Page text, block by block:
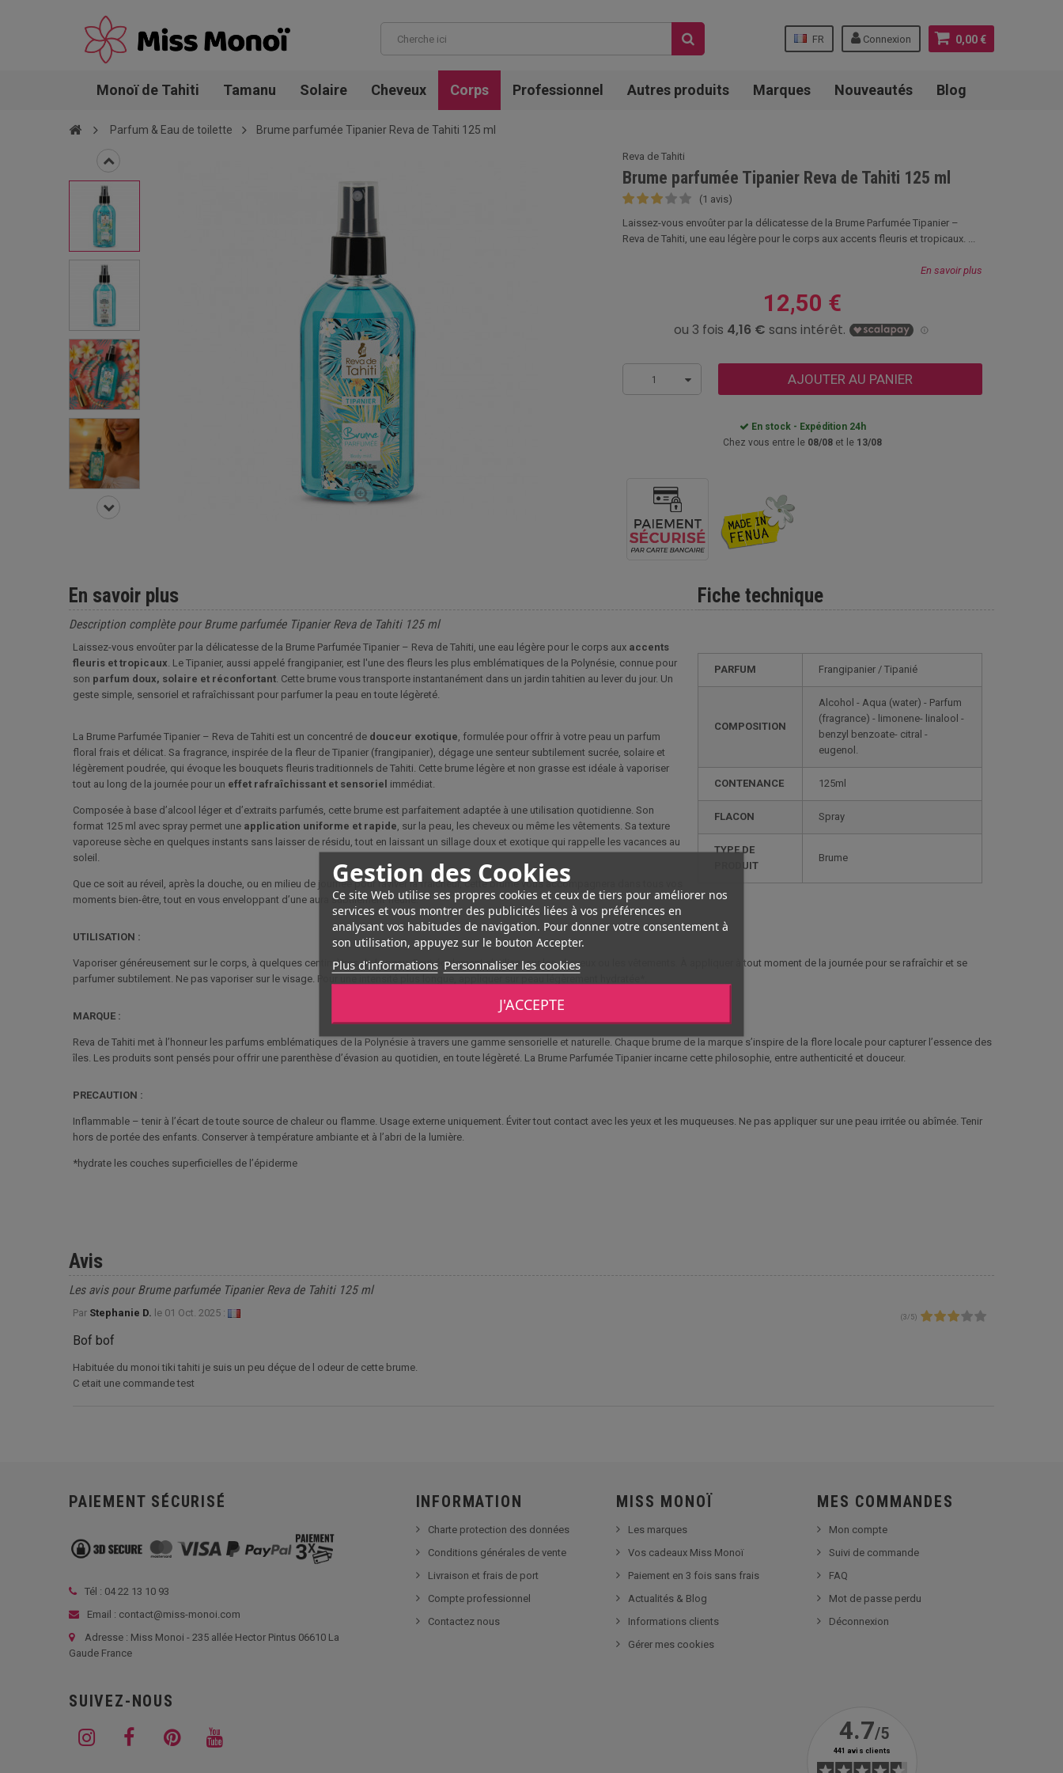
0,00 €
Connexion
FR
Gestion des Cookies
Ce site Web utilise ses propres cookies et ceux de tiers pour améliorer nos
services et vous montrer des publicités liées à vos préférences en
analysant vos habitudes de navigation. Pour donner votre consentement à
son utilisation, appuyez sur le bouton Accepter.
Plus d'informations Personnaliser les cookies
J'ACCEPTE
Monoï de Tahiti Tamanu Solaire Cheveux Corps Professionnel Autres produits Marques Nouveautés Blog
Parfum & Eau de toilette Brume parfumée Tipanier Reva de Tahiti 125 ml
Reva de Tahiti
Brume parfumée Tipanier Reva de Tahiti 125 ml
(1 avis)
Laissez-vous envoûter par la délicatesse de la Brume Parfumée Tipanier –
Reva de Tahiti, une eau légère pour le corps aux accents fleuris et tropicaux. ...
En savoir plus
12,50 €
1 AJOUTER AU PANIER
En stock - Expédition 24h
Chez vous entre le 08/08 et le 13/08
Fiche technique
PARFUM Frangipanier / Tipanié
COMPOSITION
Alcohol - Aqua (water) - Parfum
(fragrance) - limonene- linalool -
benzyl benzoate- citral -
eugenol.
CONTENANCE 125ml
FLACON Spray
TYPE DE
PRODUIT
Brume
En savoir plus
Description complète pour Brume parfumée Tipanier Reva de Tahiti 125 ml
Laissez-vous envoûter par la délicatesse de la Brume Parfumée Tipanier – Reva de Tahiti, une eau légère pour le corps aux accents
fleuris et tropicaux . Le Tipanier, aussi appelé frangipanier, est l'une des fleurs les plus emblématiques de la Polynésie, connue pour
son parfum doux, solaire et réconfortant . Cette brume vous transporte instantanément dans un jardin tahitien au lever du jour. Un
geste simple, sensoriel et rafraîchissant pour parfumer la peau en toute légèreté.
La Brume Parfumée Tipanier – Reva de Tahiti est un concentré de douceur exotique , formulée pour offrir à votre peau un parfum
floral frais et délicat. Sa fragrance, inspirée de la fleur de Tipanier (frangipanier), dégage une senteur subtilement sucrée, solaire et
légèrement poudrée, qui évoque les bouquets fleuris traditionnels de Tahiti. Cette brume légère et non grasse est idéale à vaporiser
tout au long de la journée pour un effet rafraîchissant et sensoriel immédiat.
Composée à base d’alcool léger et d’extraits parfumés, cette brume est parfaitement adaptée à une utilisation quotidienne. Son
format 125 ml avec spray permet une application uniforme et rapide , sur la peau, les cheveux ou même les vêtements. Sa texture
vaporeuse sèche en quelques instants sans laisser de résidu, tout en laissant un sillage doux et exotique qui rappelle les vacances au
soleil.
Que ce soit au réveil, après la douche, ou en milieu de journée pour raviver la fraîcheur, cette brume vous accompagnera dans tous vos
moments bien-être, tout en vous enveloppant d’une aura subtilement fleurie.
UTILISATION :
Vaporiser généreusement sur le corps, à quelques centimètres de la peau. Peut également s’utiliser sur les cheveux ou les vêtements. À appliquer à tout moment de la journée pour se rafraîchir et se
parfumer subtilement. Ne pas vaporiser sur le visage. Pour une intensité plus longue, appliquer sur peau légèrement hydratée*.
MARQUE :
Reva de Tahiti met à l’honneur les parfums emblématiques de la Polynésie à travers une gamme sensorielle et naturelle. Chaque brume de la marque s’inspire de la flore locale pour capturer l’essence des
îles. Les produits sont pensés pour offrir une parenthèse d’évasion au quotidien, en toute légèreté. La Brume Parfumée Tipanier incarne cette philosophie, entre authenticité et douceur.
PRECAUTION :
Inflammable – tenir à l’écart de toute source de chaleur ou flamme. Usage externe uniquement. Éviter tout contact avec les yeux et les muqueuses. Ne pas appliquer sur une peau irritée ou abîmée. Tenir
hors de portée des enfants. Conserver à température ambiante et à l’abri de la lumière.
*hydrate les couches superficielles de l’épiderme
Avis
Les avis pour Brume parfumée Tipanier Reva de Tahiti 125 ml
Par Stephanie D. le 01 Oct. 2025 : (3 / 5)
Bof bof
Habituée du monoi tiki tahiti je suis un peu déçue de l odeur de cette brume.
C etait une commande test
PAIEMENT SÉCURISÉ
Tél : 04 22 13 10 93
Email : contact@miss-monoi.com
Adresse : Miss Monoi - 235 allée Hector Pintus 06610 La
Gaude France
SUIVEZ-NOUS
INFORMATION
Charte protection des données
Conditions générales de vente
Livraison et frais de port
Compte professionnel
Contactez nous
MISS MONOÏ
Les marques
Vos cadeaux Miss Monoï
Paiement en 3 fois sans frais
Actualités & Blog
Informations clients
Gérer mes cookies
MES COMMANDES
Mon compte
Suivi de commande
FAQ
Mot de passe perdu
Déconnexion